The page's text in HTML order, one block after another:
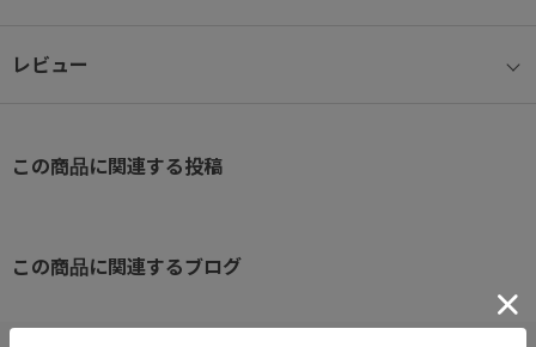
ムです。
コーディネートにも左右されず、通年通してお使いいただけます。
内装にも外装にもポケットを複数設置しているので荷物の整理整頓
レビュー
この商品に関連する投稿
この商品に関連するブログ